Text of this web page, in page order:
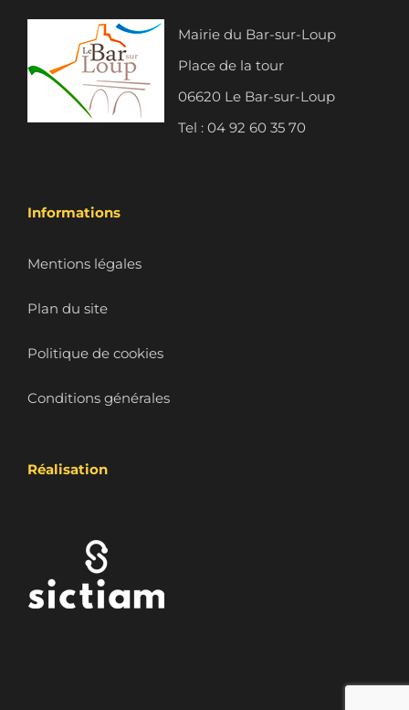
Mairie du Bar-sur-Loup
Place de la tour
06620 Le Bar-sur-Loup
Tel : 04 92 60 35 70
Informations
Mentions légales
Plan du site
Politique de cookies
Conditions générales
Réalisation